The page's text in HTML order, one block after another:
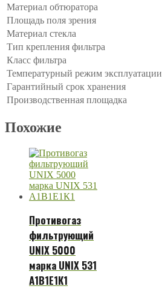
Материал обтюратора
Площадь поля зрения
Материал стекла
Тип крепления фильтра
Класс фильтра
Температурный режим эксплуатации
Гарантийный срок хранения
Производственная площадка
Похожие
Противогаз
фильтрующий
UNIX 5000
марка UNIX 531
А1В1Е1К1